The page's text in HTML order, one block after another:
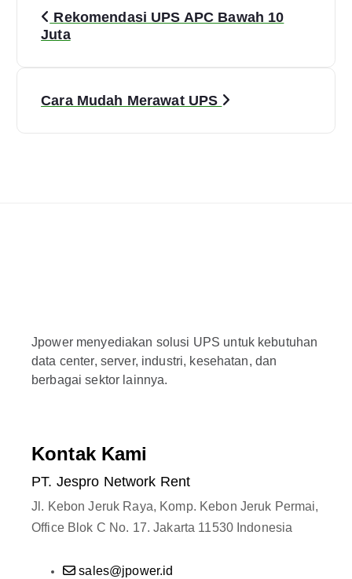
Rekomendasi UPS APC Bawah 10
Juta
Cara Mudah Merawat UPS
Jpower menyediakan solusi UPS untuk kebutuhan
data center, server, industri, kesehatan, dan
berbagai sektor lainnya.
Kontak Kami
PT. Jespro Network Rent
Jl. Kebon Jeruk Raya, Komp. Kebon Jeruk Permai,
Office Blok C No. 17. Jakarta 11530 Indonesia
sales@jpower.id